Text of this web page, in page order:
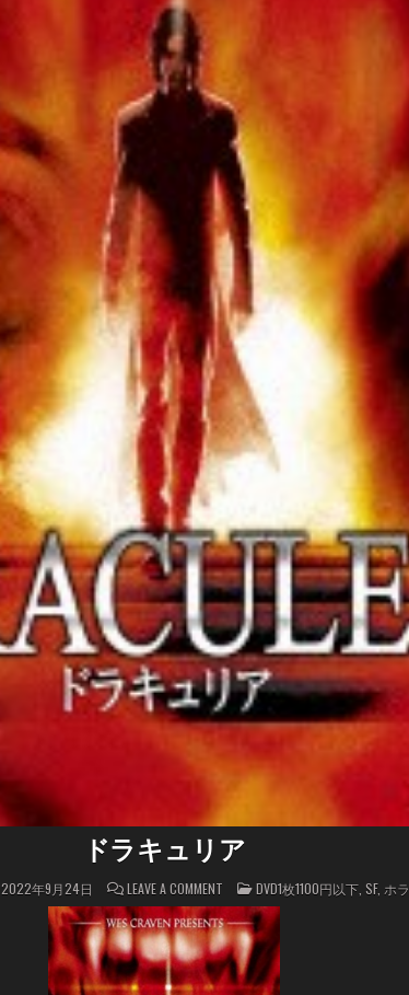
ドラキュリア
2022年9月24日 LEAVE A COMMENTON
ラ
キ
ュ
リ
ア
POSTED
IN
DVD1枚1100円以下, SF, ホ